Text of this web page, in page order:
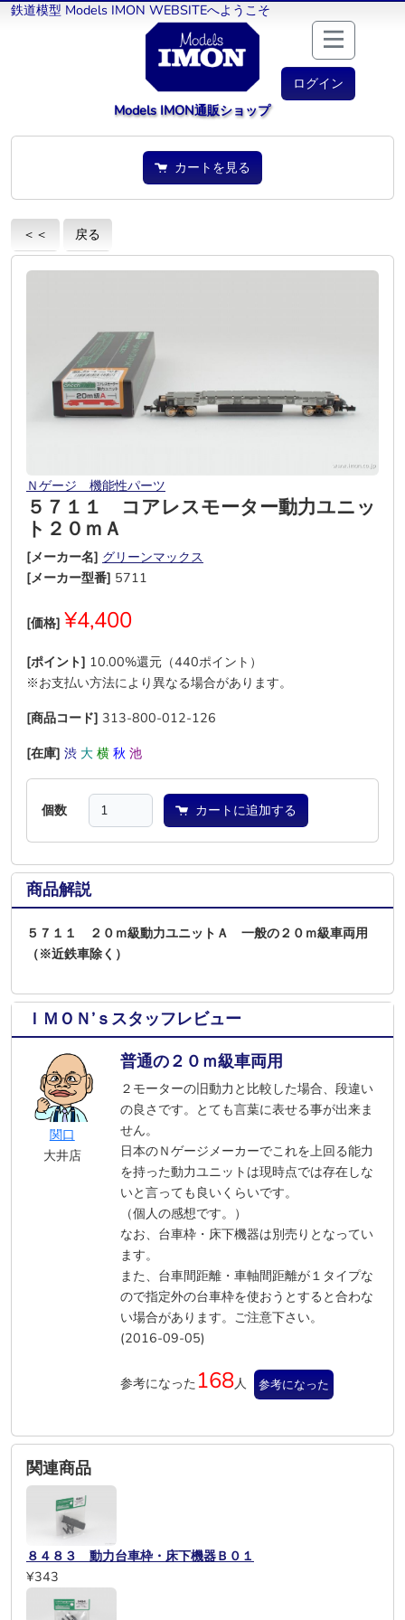
鉄道模型 Models IMON WEBSITEへようこそ
ログイン
Models IMON通販ショップ
カートを見る
＜＜ 戻る
Ｎゲージ 機能性パーツ
５７１１ コアレスモーター動力ユニッ
ト２０ｍＡ
[メーカー名] グリーンマックス
[メーカー型番] 5711
[価格] ¥4,400
[ポイント] 10.00%還元（440ポイント）
※お支払い方法により異なる場合があります。
[商品コード] 313-800-012-126
[在庫] 渋 大 横 秋 池
個数 カートに追加する
商品解説
５７１１ ２０ｍ級動力ユニットＡ 一般の２０ｍ級車両用
（※近鉄車除く）
ＩＭＯＮ’ｓスタッフレビュー
関口
大井店
普通の２０ｍ級車両用
２モーターの旧動力と比較した場合、段違い
の良さです。とても言葉に表せる事が出来ま
せん。
日本のＮゲージメーカーでこれを上回る能力
を持った動力ユニットは現時点では存在しな
いと言っても良いくらいです。
（個人の感想です。）
なお、台車枠・床下機器は別売りとなってい
ます。
また、台車間距離・車軸間距離が１タイプな
ので指定外の台車枠を使おうとすると合わな
い場合があります。ご注意下さい。
(2016-09-05)
参考になった 168人 参考になった
関連商品
８４８３ 動力台車枠・床下機器Ｂ０１
¥343